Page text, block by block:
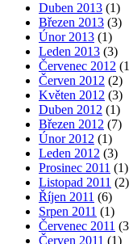
Duben 2013 (1)
Březen 2013 (3)
Únor 2013 (1)
Leden 2013 (3)
Červenec 2012
Červen 2012 (2)
Květen 2012 (3)
Duben 2012 (1)
Březen 2012 (7)
Únor 2012 (1)
Leden 2012 (3)
Prosinec 2011 (1)
Listopad 2011 (2)
Říjen 2011 (6)
Srpen 2011 (1)
Červenec 2011
Červen 2011 (1)